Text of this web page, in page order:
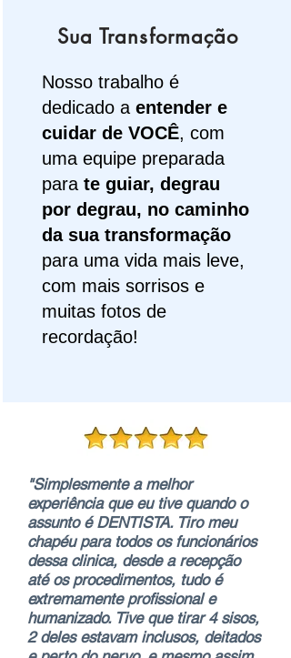
Sua Transformação
Nosso trabalho é
dedicado a entender e
cuidar de VOCÊ, com
uma equipe preparada
para te guiar, degrau
por degrau, no caminho
da sua transformação
para uma vida mais leve,
com mais sorrisos e
muitas fotos de
recordação!
"Simplesmente a melhor
experiência que eu tive quando o
assunto é DENTISTA. Tiro meu
chapéu para todos os funcionários
dessa clinica, desde a recepção
até os procedimentos, tudo é
extremamente profissional e
humanizado. Tive que tirar 4 sisos,
2 deles estavam inclusos, deitados